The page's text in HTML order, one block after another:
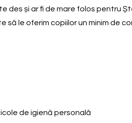
des și ar fi de mare folos pentru
să le oferim copiilor un minim de
de igienă personală